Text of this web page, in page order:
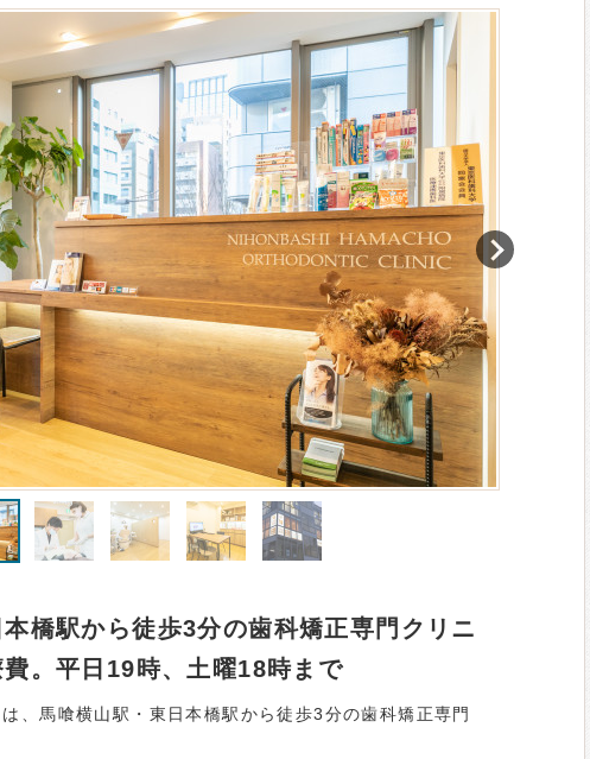
橋駅から徒歩3分の歯科矯正専門クリニ
。平日19時、土曜18時まで
は、馬喰横山駅・東日本橋駅から徒歩3分の歯科矯正専門